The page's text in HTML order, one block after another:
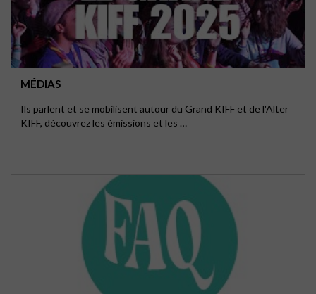
MÉDIAS
Ils parlent et se mobilisent autour du Grand KIFF et de l'Alter
KIFF, découvrez les émissions et les …